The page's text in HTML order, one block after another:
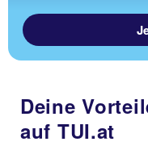
Deine
auf TUI.at